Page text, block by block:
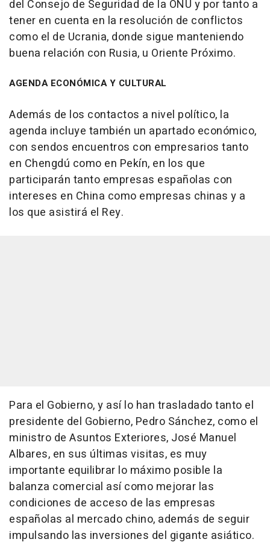
del Consejo de Seguridad de la ONU y por tanto a
tener en cuenta en la resolución de conflictos
como el de Ucrania, donde sigue manteniendo
buena relación con Rusia, u Oriente Próximo.
AGENDA ECONÓMICA Y CULTURAL
Además de los contactos a nivel político, la
agenda incluye también un apartado económico,
con sendos encuentros con empresarios tanto
en Chengdú como en Pekín, en los que
participarán tanto empresas españolas con
intereses en China como empresas chinas y a
los que asistirá el Rey.
Para el Gobierno, y así lo han trasladado tanto el
presidente del Gobierno, Pedro Sánchez, como el
ministro de Asuntos Exteriores, José Manuel
Albares, en sus últimas visitas, es muy
importante equilibrar lo máximo posible la
balanza comercial así como mejorar las
condiciones de acceso de las empresas
españolas al mercado chino, además de seguir
impulsando las inversiones del gigante asiático.